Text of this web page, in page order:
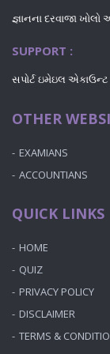
જ્ઞાનના દરવાજા
SUPPORT :
સપોર્ટ ઇમેઇલ
OTHER
EXAMIANS
ACCOUNTIANS
QUICK LINKS
HOME
QUIZ
PRIVACY POLICY
DISCLAIMER
TERMS &